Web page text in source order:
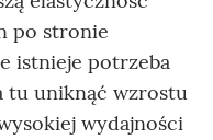
po stronie
istnieje potrzeba
tu uniknąć wzrostu
wydajności